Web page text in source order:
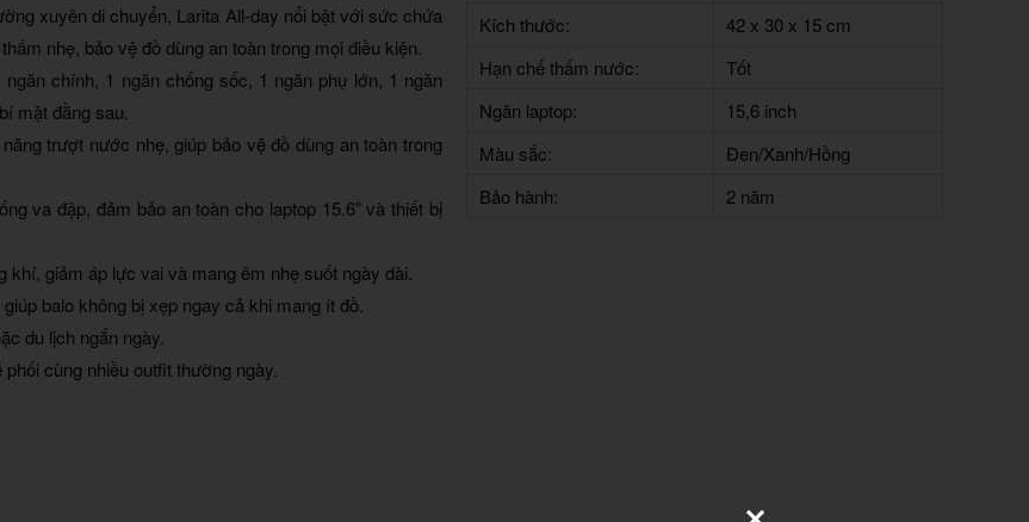
xuyên di chuyển, Larita All-day nổi bật với sức chứa
nhẹ, bảo vệ đồ dùng an toàn trong mọi điều kiện.
chính, 1 ngăn chống sốc, 1 ngăn phụ lớn, 1 ngăn
mật đằng sau.
trượt nước nhẹ, giúp bảo vệ đồ dùng an toàn trong
va đập, đảm bảo an toàn cho laptop 15.6” và thiết bị
khí, giảm áp lực vai và mang êm nhẹ suốt ngày dài.
balo không bị xẹp ngay cả khi mang ít đồ.
du lịch ngắn ngày.
cùng nhiều outfit thường ngày.
Kích thước:
42 x 30 x 15 cm
Hạn chế thấm nước:
Tốt
Ngăn laptop:
15,6 inch
Màu sắc:
Đen/Xanh/Hồng
Bảo hành:
2 năm